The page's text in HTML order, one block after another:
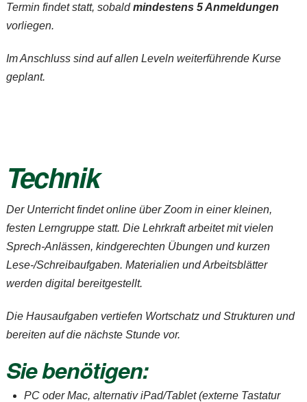
Termin findet statt, sobaldmindestens 5 Anmeldungen
vorliegen.
Im Anschluss sind auf allen Leveln weiterführende Kurse
geplant.
Technik
Der Unterricht findet online über Zoom in einer kleinen,
festen Lerngruppe statt. Die Lehrkraft arbeitet mit vielen
Sprech-Anlässen, kindgerechten Übungen und kurzen
Lese-/Schreibaufgaben. Materialien und Arbeitsblätter
werden digital bereitgestellt.
Die Hausaufgaben vertiefen Wortschatz und Strukturen und
bereiten auf die nächste Stunde vor.
Sie benötigen:
PC oder Mac, alternativ iPad/Tablet (externe Tastatur